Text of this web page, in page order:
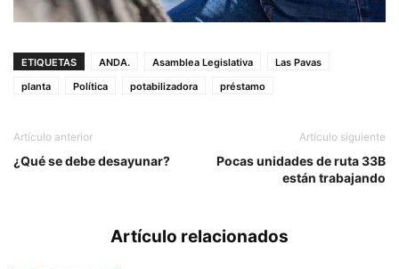
ETIQUETAS ANDA. Asamblea Legislativa
Las Pavas
planta
Política potabilizadora préstamo
Artículo anterior
¿Qué se debe desayunar?
Artículo siguiente
Pocas unidades de ruta 33B
están trabajando
Artículo relacionados